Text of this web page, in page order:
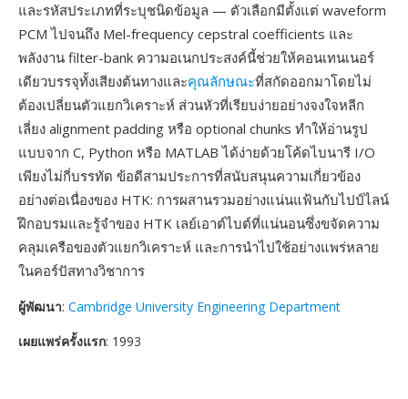
และรหัสประเภทที่ระบุชนิดข้อมูล — ตัวเลือกมีตั้งแต่ waveform
PCM ไปจนถึง Mel-frequency cepstral coefficients และ
พลังงาน filter-bank ความอเนกประสงค์นี้ช่วยให้คอนเทนเนอร์
เดียวบรรจุทั้งเสียงต้นทางและคุณลักษณะที่สกัดออกมาโดยไม่
ต้องเปลี่ยนตัวแยกวิเคราะห์ ส่วนหัวที่เรียบง่ายอย่างจงใจหลีก
เลี่ยง alignment padding หรือ optional chunks ทำให้อ่านรูป
แบบจาก C, Python หรือ MATLAB ได้ง่ายด้วยโค้ดไบนารี I/O
เพียงไม่กี่บรรทัด ข้อดีสามประการที่สนับสนุนความเกี่ยวข้อง
อย่างต่อเนื่องของ HTK: การผสานรวมอย่างแน่นแฟ้นกับไปป์ไลน์
ฝึกอบรมและรู้จำของ HTK เลย์เอาต์ไบต์ที่แน่นอนซึ่งขจัดความ
คลุมเครือของตัวแยกวิเคราะห์ และการนำไปใช้อย่างแพร่หลาย
ในคอร์ปัสทางวิชาการ
ผู้พัฒนา: Cambridge University Engineering Department
เผยแพร่ครั้งแรก: 1993